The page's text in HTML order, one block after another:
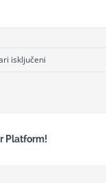
isključeni
–
Platform!